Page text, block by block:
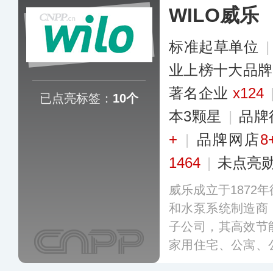
区域服务中心和网
已点亮标签： 10个
WILO威乐
标准起草单位
业上榜十大品牌
著名企业 x124
本3颗星
| 品牌
+ | 品牌网店
1464 | 未点亮
威乐成立于1872
和水泵系统制造商
子公司，其高效节
家用住宅、公寓